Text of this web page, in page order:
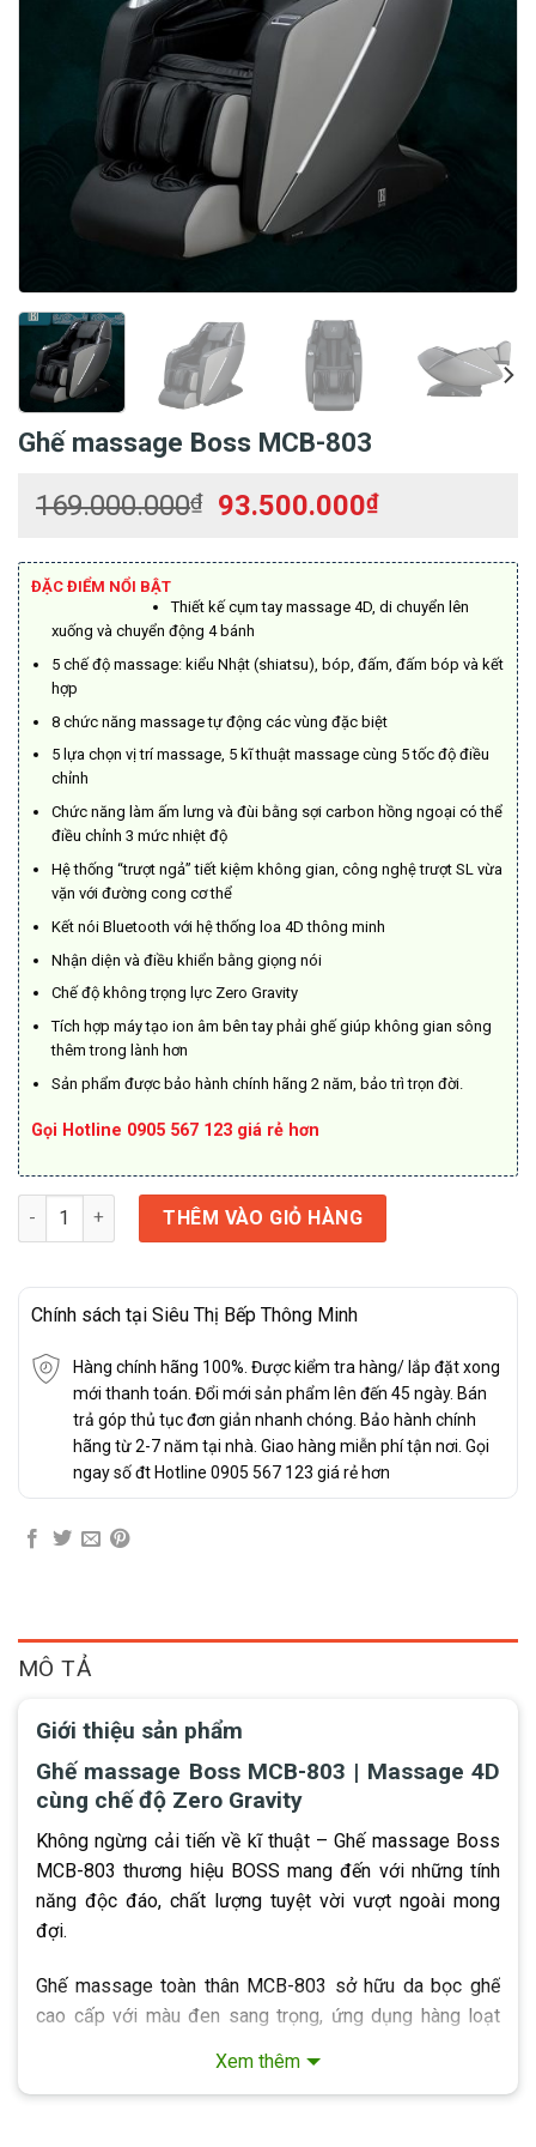
Ghế massage Boss MCB-803
169.000.000₫
Giá
là:
169.000.000₫.
93.500.000₫Giá
tại
ĐẶC ĐIỂM NỔI BẬT
Thiết kế cụm tay massage 4D, di chuyển lên
xuống và chuyển động 4 bánh
5 chế độ massage: kiểu Nhật (shiatsu), bóp, đấm, đấm bóp và kết
hợp
8 chức năng massage tự động các vùng đặc biệt
5 lựa chọn vị trí massage, 5 kĩ thuật massage cùng 5 tốc độ điều
chỉnh
Chức năng làm ấm lưng và đùi bằng sợi carbon hồng ngoại có thể
điều chỉnh 3 mức nhiệt độ
Hệ thống “trượt ngả” tiết kiệm không gian, công nghệ trượt SL vừa
vặn với đường cong cơ thể
Kết nói Bluetooth với hệ thống loa 4D thông minh
Nhận diện và điều khiển bằng giọng nói
Chế độ không trọng lực Zero Gravity
Tích hợp máy tạo ion âm bên tay phải ghế giúp không gian sông
thêm trong lành hơn
Sản phẩm được bảo hành chính hãng 2 năm, bảo trì trọn đời.
Gọi Hotline 0905 567 123 giá rẻ hơn
Ghế massage Boss MCB-803 số lượng
THÊM VÀO GIỎ HÀNG
Chính sách tại Siêu Thị Bếp Thông Minh
Hàng chính hãng 100%. Được kiểm tra hàng/ lắp đặt xong
mới thanh toán. Đổi mới sản phẩm lên đến 45 ngày. Bán
trả góp thủ tục đơn giản nhanh chóng. Bảo hành chính
hãng từ 2-7 năm tại nhà. Giao hàng miễn phí tận nơi. Gọi
ngay số đt Hotline 0905 567 123 giá rẻ hơn
MÔ TẢ
Giới thiệu sản phẩm
Ghế massage Boss MCB-803 | Massage 4D
cùng chế độ Zero Gravity
Không ngừng cải tiến về kĩ thuật – Ghế massage Boss
MCB-803 thương hiệu BOSS mang đến với những tính
năng độc đáo, chất lượng tuyệt vời vượt ngoài mong
đợi.
Ghế massage toàn thân MCB-803 sở hữu da bọc ghế
cao cấp với màu đen sang trọng, ứng dụng hàng loạt
Xem thêm